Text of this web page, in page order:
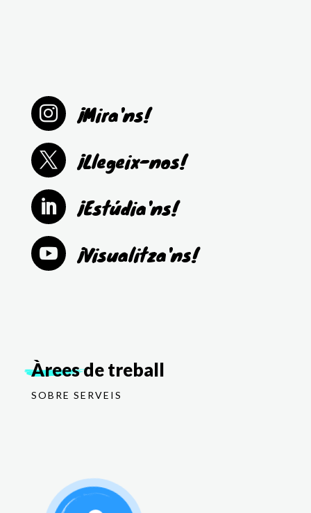
 ¡Mira'ns!
 ¡Llegeix-nos!
 ¡Estúdia'ns!
 ¡Visualitza'ns!
Àreesde treball
SOBRE SERVEIS